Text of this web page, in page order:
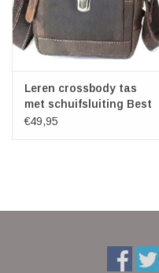
Bezoek ons
Aanbiedingen
Leren crossbody tas
met schuifsluiting Best
Burry
€49,95